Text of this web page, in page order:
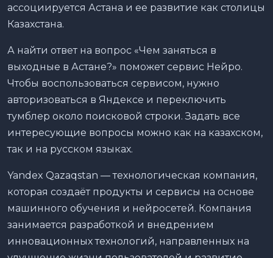
ассоциируется Астана и ее развитие как столицы
Казахстана.
А найти ответ на вопрос «Чем заняться в
выходные в Астане?» поможет сервис Нейро.
Чтобы воспользоваться сервисом, нужно
авторизоваться в Яндексе и переключить
тумблер около поисковой строки. Задать все
интересующие вопросы можно как на казахском,
так и на русском языках.
Yandex Qazaqstan — технологическая компания,
которая создаёт продукты и сервисы на основе
машинного обучения и нейросетей. Компания
занимается разработкой и внедрением
инновационных технологий, направленных на